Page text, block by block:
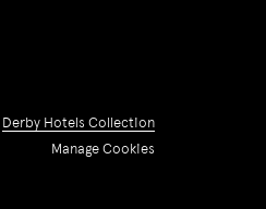
Derby Hotels Collection
Manage Cookies